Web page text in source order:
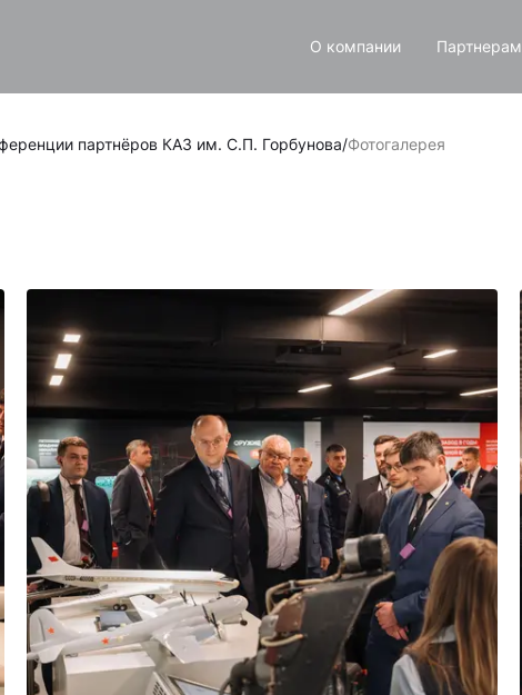
О компании Партнерам
партнёров КАЗ им. С.П. Горбунова/Фотогалерея